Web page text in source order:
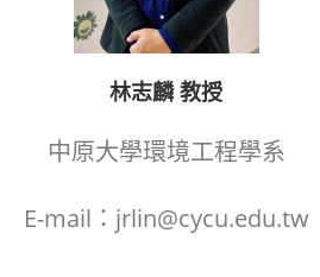
林志麟 教授
中原大學環境工程學系
E-mail：jrlin@cycu.edu.tw